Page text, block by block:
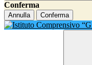
Conferma
Annulla Conferma